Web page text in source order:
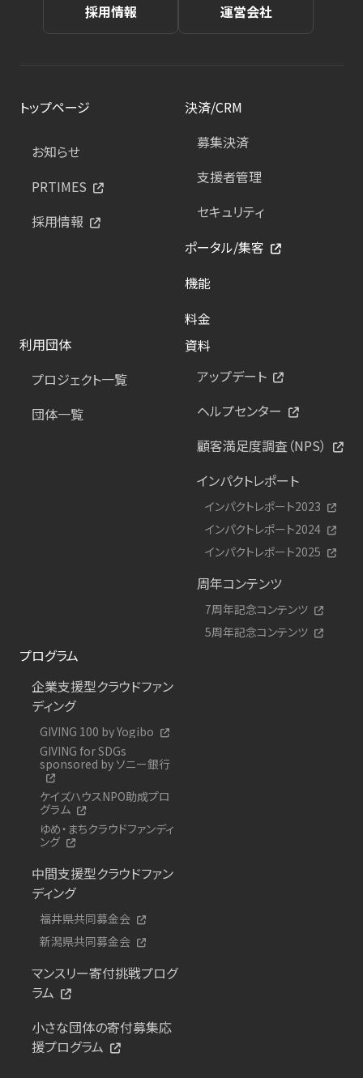
採用情報 運営会社
トップページ
お知らせ
PRTIMES
採用情報
決済/CRM
募集決済
支援者管理
セキュリティ
ポータル/集客
機能
料金
利用団体
プロジェクト一覧
団体一覧
資料
アップデート
ヘルプセンター
顧客満足度調査（NPS）
インパクトレポート
インパクトレポート2023
インパクトレポート2024
インパクトレポート2025
周年コンテンツ
7周年記念コンテンツ
5周年記念コンテンツ
プログラム
企業支援型クラウドファン
ディング
GIVING 100 by Yogibo
GIVING for SDGs
sponsored by ソニー銀行
ケイズハウスNPO助成プロ
グラム
ゆめ・まちクラウドファンディ
ング
中間支援型クラウドファン
ディング
福井県共同募金会
新潟県共同募金会
マンスリー寄付挑戦プログ
ラム
小さな団体の寄付募集応
援プログラム